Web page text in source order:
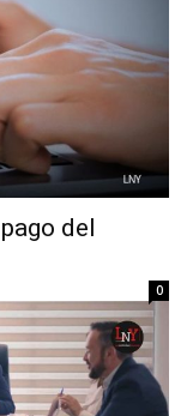
del
0